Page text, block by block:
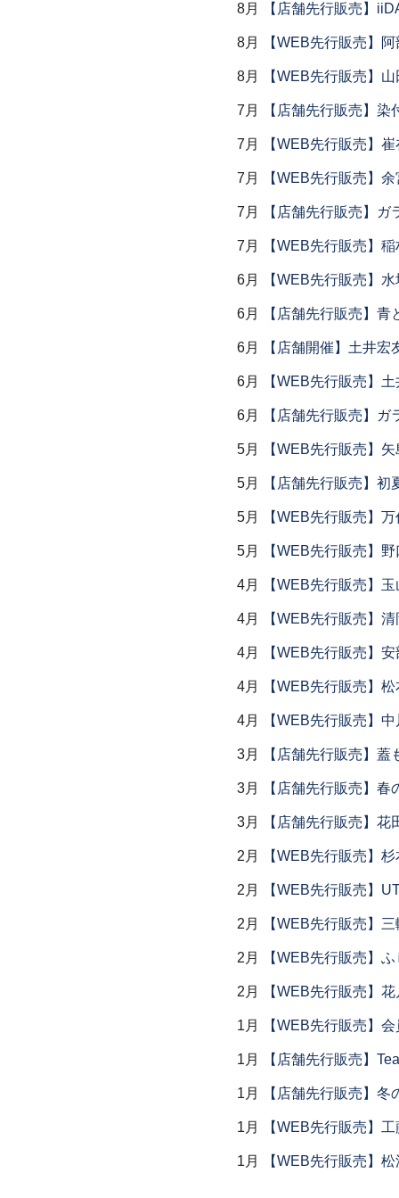
8月 【店舗先行販売】
8月 【WEB先行販売】
8月 【WEB先行販売】
7月 【店舗先行販売】染
7月 【WEB先行販売】
7月 【WEB先行販売】
7月 【店舗先行販売】ガ
7月 【WEB先行販売】
6月 【WEB先行販売】
6月 【店舗先行販売】青
6月 【店舗開催】土井宏
6月 【WEB先行販売】
6月 【店舗先行販売】ガ
5月 【WEB先行販売】
5月 【店舗先行販売】初
5月 【WEB先行販売】
5月 【WEB先行販売】
4月 【WEB先行販売】
4月 【WEB先行販売】
4月 【WEB先行販売】
4月 【WEB先行販売】
4月 【WEB先行販売】
3月 【店舗先行販売】蓋
3月 【店舗先行販売】春
3月 【店舗先行販売】
2月 【WEB先行販売】
2月 【WEB先行販売】
2月 【WEB先行販売】
2月 【WEB先行販売】
2月 【WEB先行販売】
1月 【WEB先行販売】
1月 【店舗先行販売】
1月 【店舗先行販売】冬
1月 【WEB先行販売】
1月 【WEB先行販売】